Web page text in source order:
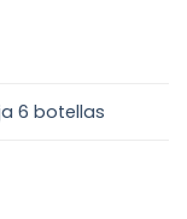
6 botellas